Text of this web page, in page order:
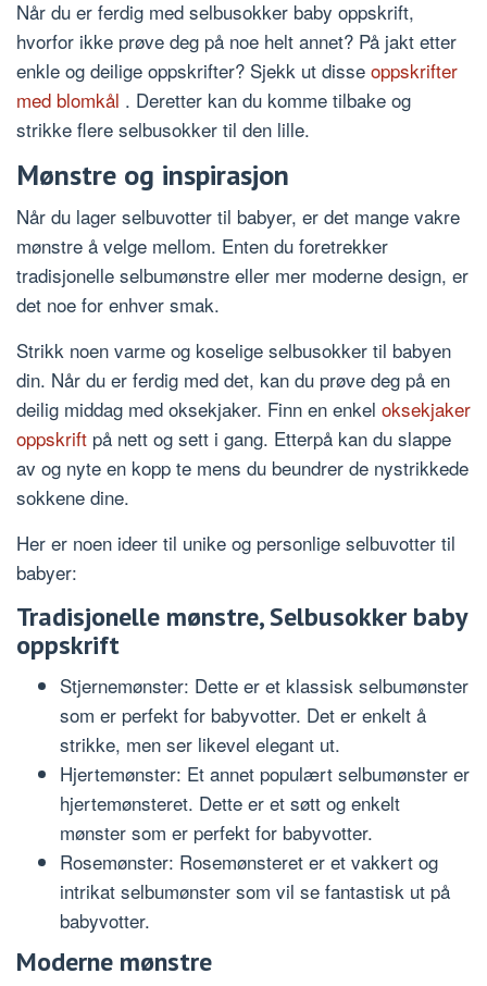
Når du er ferdig med selbusokker baby oppskrift,
hvorfor ikke prøve deg på noe helt annet? På jakt etter
enkle og deilige oppskrifter? Sjekk ut disse oppskrifter
med blomkål . Deretter kan du komme tilbake og
strikke flere selbusokker til den lille.
Mønstre og inspirasjon
Når du lager selbuvotter til babyer, er det mange vakre
mønstre å velge mellom. Enten du foretrekker
tradisjonelle selbumønstre eller mer moderne design, er
det noe for enhver smak.
Strikk noen varme og koselige selbusokker til babyen
din. Når du er ferdig med det, kan du prøve deg på en
deilig middag med oksekjaker. Finn en enkel oksekjaker
oppskrift på nett og sett i gang. Etterpå kan du slappe
av og nyte en kopp te mens du beundrer de nystrikkede
sokkene dine.
Her er noen ideer til unike og personlige selbuvotter til
babyer:
Tradisjonelle mønstre, Selbusokker baby
oppskrift
Stjernemønster: Dette er et klassisk selbumønster
som er perfekt for babyvotter. Det er enkelt å
strikke, men ser likevel elegant ut.
Hjertemønster: Et annet populært selbumønster er
hjertemønsteret. Dette er et søtt og enkelt
mønster som er perfekt for babyvotter.
Rosemønster: Rosemønsteret er et vakkert og
intrikat selbumønster som vil se fantastisk ut på
babyvotter.
Moderne mønstre